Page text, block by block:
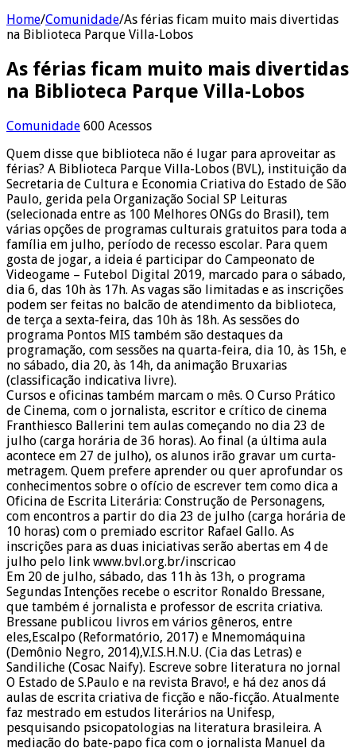
Home/Comunidade/As férias ficam muito mais divertidas
na Biblioteca Parque Villa-Lobos
As férias ficam muito mais divertidas
na Biblioteca Parque Villa-Lobos
Comunidade 600 Acessos
Quem disse que biblioteca não é lugar para aproveitar as
férias? A Biblioteca Parque Villa-Lobos (BVL), instituição da
Secretaria de Cultura e Economia Criativa do Estado de São
Paulo, gerida pela Organização Social SP Leituras
(selecionada entre as 100 Melhores ONGs do Brasil), tem
várias opções de programas culturais gratuitos para toda a
família em julho, período de recesso escolar. Para quem
gosta de jogar, a ideia é participar do Campeonato de
Videogame – Futebol Digital 2019, marcado para o sábado,
dia 6, das 10h às 17h. As vagas são limitadas e as inscrições
podem ser feitas no balcão de atendimento da biblioteca,
de terça a sexta-feira, das 10h às 18h. As sessões do
programa Pontos MIS também são destaques da
programação, com sessões na quarta-feira, dia 10, às 15h, e
no sábado, dia 20, às 14h, da animação Bruxarias
(classificação indicativa livre).
Cursos e oficinas também marcam o mês. O Curso Prático
de Cinema, com o jornalista, escritor e crítico de cinema
Franthiesco Ballerini tem aulas começando no dia 23 de
julho (carga horária de 36 horas). Ao final (a última aula
acontece em 27 de julho), os alunos irão gravar um curta-
metragem. Quem prefere aprender ou quer aprofundar os
conhecimentos sobre o ofício de escrever tem como dica a
Oficina de Escrita Literária: Construção de Personagens,
com encontros a partir do dia 23 de julho (carga horária de
10 horas) com o premiado escritor Rafael Gallo. As
inscrições para as duas iniciativas serão abertas em 4 de
julho pelo link www.bvl.org.br/inscricao
Em 20 de julho, sábado, das 11h às 13h, o programa
Segundas Intenções recebe o escritor Ronaldo Bressane,
que também é jornalista e professor de escrita criativa.
Bressane publicou livros em vários gêneros, entre
eles,Escalpo (Reformatório, 2017) e Mnemomáquina
(Demônio Negro, 2014),V.I.S.H.N.U. (Cia das Letras) e
Sandiliche (Cosac Naify). Escreve sobre literatura no jornal
O Estado de S.Paulo e na revista Bravo!, e há dez anos dá
aulas de escrita criativa de ficção e não-ficção. Atualmente
faz mestrado em estudos literários na Unifesp,
pesquisando psicopatologias na literatura brasileira. A
mediação do bate-papo fica com o jornalista Manuel da